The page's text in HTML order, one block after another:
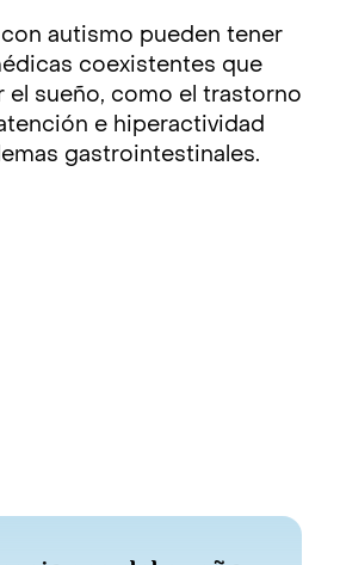
autismo pueden tener
coexistentes que
el sueño, como el trastorno
e hiperactividad
gastrointestinales.